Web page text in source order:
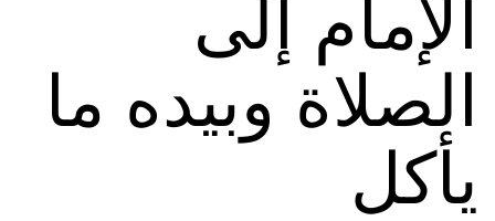
الإمام إلى
الصلاة وبيده ما
يأكل